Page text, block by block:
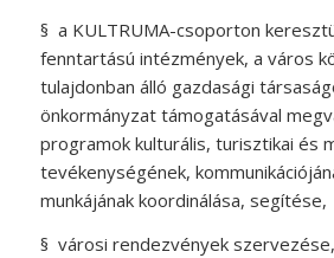
§ a KULTRUMA-csoporton
fenntartású intézmények, a város
tulajdonban álló gazdasági
önkormányzat támogatásával
programok kulturális, turisztikai és
tevékenységének,
munkájának koordinálása, segítése,
§ városi rendezvények